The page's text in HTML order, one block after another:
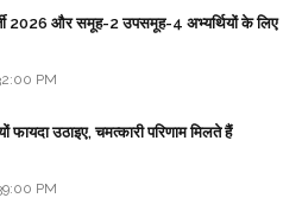
2026 और समूह-2 उपसमूह-4 अभ्यर्थियों के लिए
PM
फायदा उठाइए, चमत्कारी परिणाम मिलते हैं
PM